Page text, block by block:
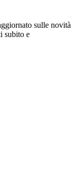
sulle novità
subito e